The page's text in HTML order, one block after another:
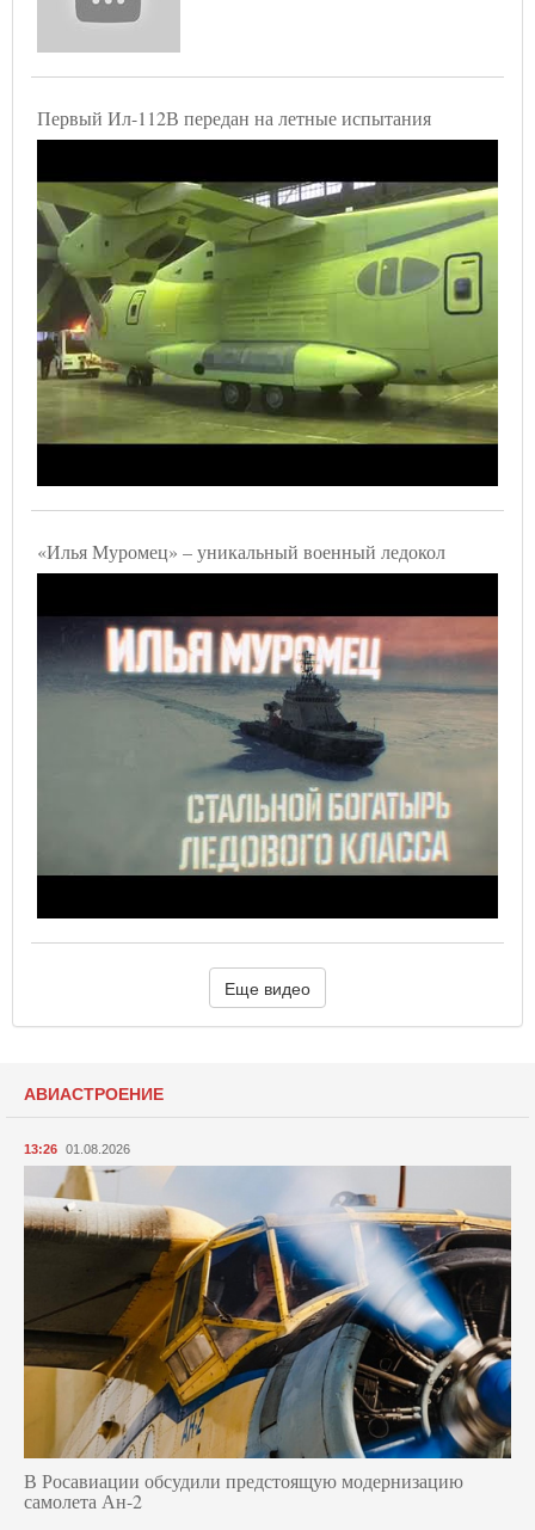
Первый Ил-112В передан на летные испытания
«Илья Муромец» – уникальный военный ледокол
Еще видео
АВИАСТРОЕНИЕ
13:26 01.08.2026
В Росавиации обсудили предстоящую модернизацию
самолета Ан-2